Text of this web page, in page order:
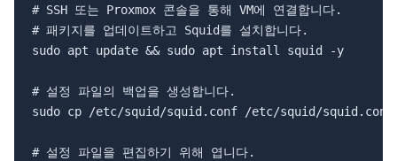
# SSH 또는 Proxmox 콘솔을 통해 VM에 연결합니다.
# 패키지를 업데이트하고 Squid를 설치합니다.
sudo apt update && sudo apt install squid -y
# 설정 파일의 백업을 생성합니다.
sudo cp /etc/squid/squid.conf /etc/squid/
# 설정 파일을 편집하기 위해 엽니다.